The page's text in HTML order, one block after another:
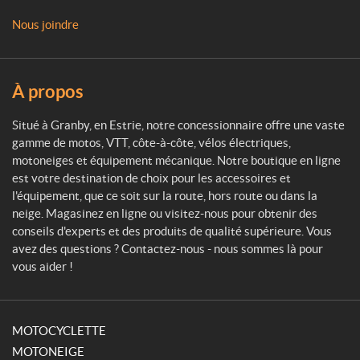
M
o
s
p
o
r
t
Nous joindre
À propos
Situé à Granby, en Estrie, notre concessionnaire offre une vaste
gamme de motos, VTT, côte-à-côte, vélos électriques,
motoneiges et équipement mécanique. Notre boutique en ligne
est votre destination de choix pour les accessoires et
l'équipement, que ce soit sur la route, hors route ou dans la
neige. Magasinez en ligne ou visitez-nous pour obtenir des
conseils d'experts et des produits de qualité supérieure. Vous
avez des questions ? Contactez-nous - nous sommes là pour
vous aider !
MOTOCYCLETTE
MOTONEIGE